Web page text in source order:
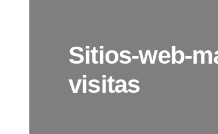
Sitios-web-
visitas